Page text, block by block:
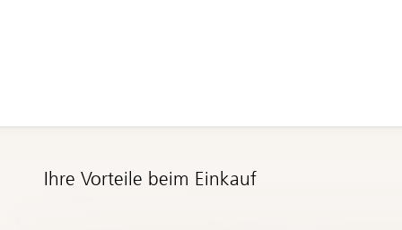
Ihre Vorteile beim Einkauf